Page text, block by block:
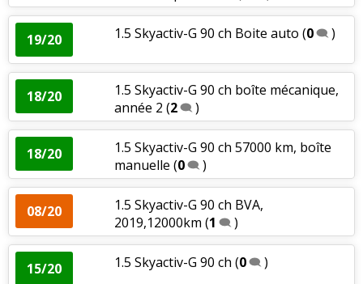
19/20 1.5 Skyactiv-G 90 ch Boite auto (0 )
18/20
1.5 Skyactiv-G 90 ch boîte mécanique,
année 2 (2 )
18/20
1.5 Skyactiv-G 90 ch 57000 km, boîte
manuelle (0 )
08/20
1.5 Skyactiv-G 90 ch BVA,
2019,12000km (1 )
15/20 1.5 Skyactiv-G 90 ch (0 )